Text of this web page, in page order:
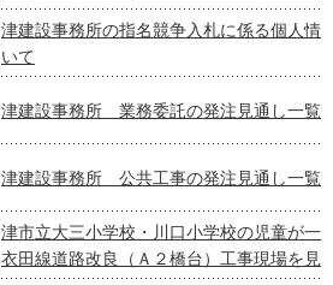
津建設事務所の指名競争入札に係る個人情
いて
津建設事務所 業務委託の発注見通し一覧
津建設事務所 公共工事の発注見通し一覧
津市立大三小学校・川口小学校の児童が一
衣田線道路改良（Ａ２橋台）工事現場を見